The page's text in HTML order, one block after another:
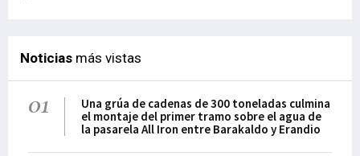
Noticias más vistas
01
Una grúa de cadenas de 300 toneladas culmina
el montaje del primer tramo sobre el agua de
la pasarela All Iron entre Barakaldo y Erandio